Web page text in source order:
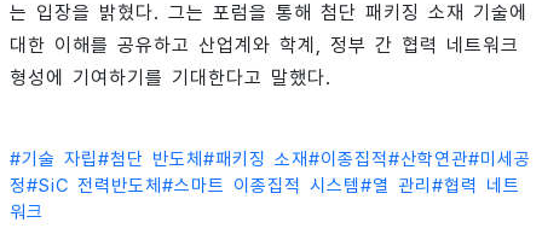
는 입장을 밝혔다. 그는 포럼을 통해 첨단 패키징 소재 기술에
대한 이해를 공유하고 산업계와 학계, 정부 간 협력 네트워크
형성에 기여하기를 기대한다고 말했다.
#기술 자립#첨단 반도체 #패키징 소재#이종집적#산학연관#미세공
정#SiC 전력반도체 #스마트 이종집적 시스템#열 관리 #협력 네트
워크